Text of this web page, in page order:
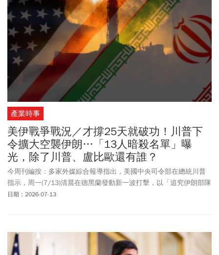
產業時事
美伊戰爭戰況／才撐25天就破功！川普下
令擴大空襲伊朗…「13人暗殺名單」曝
光，除了川普、盧比歐還有誰？
今周刊編按：多家外媒綜合報導指出，美國中央司令部在總統川普
指示，周一(7/13)清晨在德黑蘭發動新一波打擊，以「追究伊朗部隊
責任」。美國軍方強調此舉目的在「持續削弱」德黑蘭攻擊自由通
單，目標全數鎖定外國政要。名單中驚見美國總統川普（Donald
Trump）、國務卿盧比歐（Marco Rubio），法國總統
日期：2026-07-13